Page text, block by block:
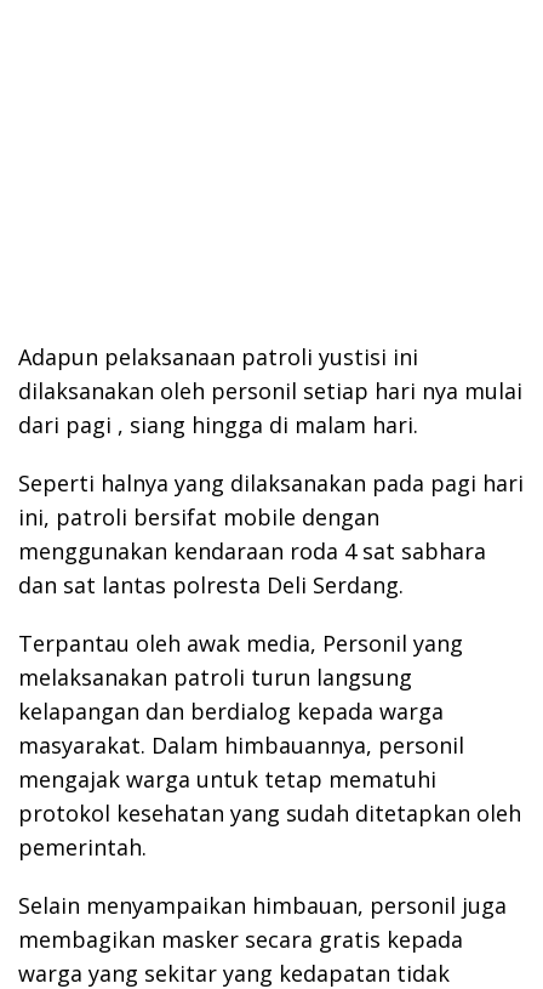
Adapun pelaksanaan patroli yustisi ini
dilaksanakan oleh personil setiap hari nya mulai
dari pagi , siang hingga di malam hari.
Seperti halnya yang dilaksanakan pada pagi hari
ini, patroli bersifat mobile dengan
menggunakan kendaraan roda 4 sat sabhara
dan sat lantas polresta Deli Serdang.
Terpantau oleh awak media, Personil yang
melaksanakan patroli turun langsung
kelapangan dan berdialog kepada warga
masyarakat. Dalam himbauannya, personil
mengajak warga untuk tetap mematuhi
protokol kesehatan yang sudah ditetapkan oleh
pemerintah.
Selain menyampaikan himbauan, personil juga
membagikan masker secara gratis kepada
warga yang sekitar yang kedapatan tidak